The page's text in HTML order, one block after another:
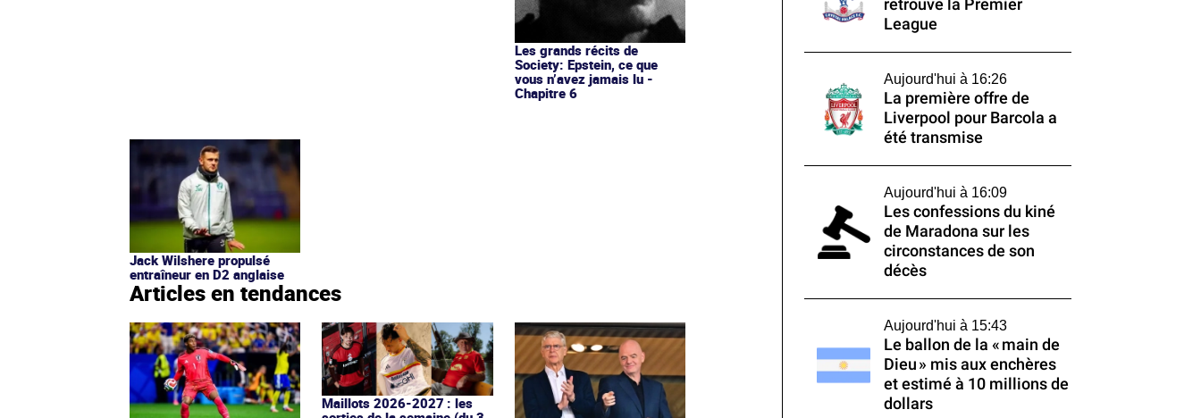
Les grands récits de
Society: Epstein, ce que
vous n’avez jamais lu -
Chapitre 6
Jack Wilshere propulsé
entraîneur en D2 anglaise
Articles en tendances
Maillots 2026-2027 : les
retrouve la Premier
League
Aujourd'hui à 16:26
La première offre de
Liverpool pour Barcola a
été transmise
Aujourd'hui à 16:09
Les confessions du kiné
de Maradona sur les
circonstances de son
décès
Aujourd'hui à 15:43
Le ballon de la « main de
Dieu » mis aux enchères
et estimé à 10 millions de
dollars